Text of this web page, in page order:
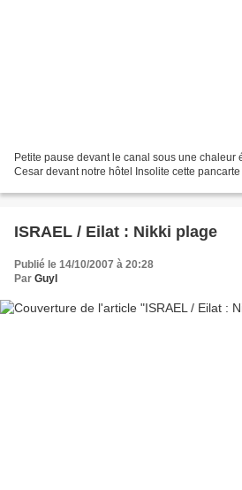
Petite pause devant le canal sous une chaleur
Cesar devant notre hôtel Insolite cette
ISRAEL / Eilat : Nikki plage
Publié le 14/10/2007 à 20:28
Par Guyl